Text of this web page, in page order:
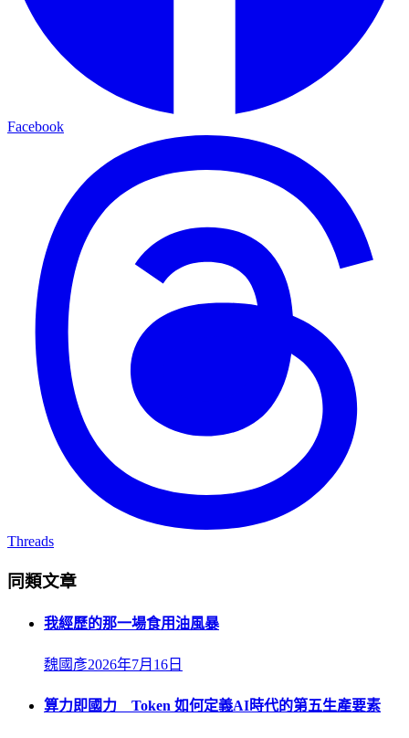
Facebook
Threads
同類文章
我經歷的那一場食用油風暴
魏國彥2026年7月16日
算力即國力 Token 如何定義AI時代的第五生產要素